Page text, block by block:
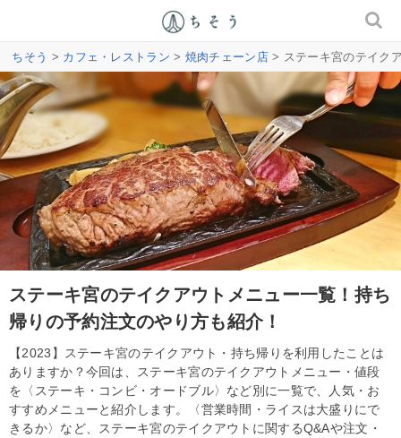
ちそう > カフェ・レストラン > 焼肉チェーン店> ステーキ宮のテイク
ステーキ宮のテイクアウトメニュー一覧！持ち
帰りの予約注文のやり方も紹介！
【2023】ステーキ宮のテイクアウト・持ち帰りを利用したことは
ありますか？今回は、ステーキ宮のテイクアウトメニュー・値段
を〈ステーキ・コンビ・オードブル〉など別に一覧で、人気・お
すすめメニューと紹介します。〈営業時間・ライスは大盛りにで
きるか〉など、ステーキ宮のテイクアウトに関するQ&Aや注文・